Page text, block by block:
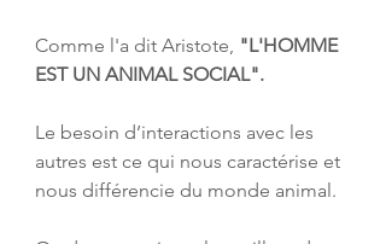
Comme l'a dit Aristote, "L'HOMME
EST UN ANIMAL SOCIAL".
Le besoin d’interactions avec les
autres est ce qui nous caractérise et
nous différencie du monde animal.